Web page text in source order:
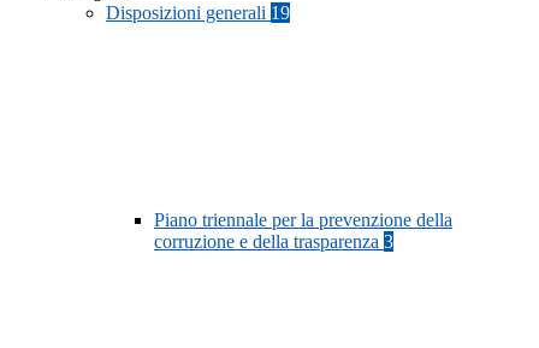
Disposizioni generali 19
Piano triennale per la prevenzione della
corruzione e della trasparenza 3